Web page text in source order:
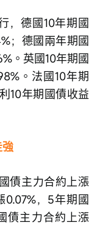
，德國10年期國
；德國兩年期國
。英國10年期國
。法國10年期
10年期國債收益
強
債主力合約上漲
0.07%，5年期國
債主力合約上漲